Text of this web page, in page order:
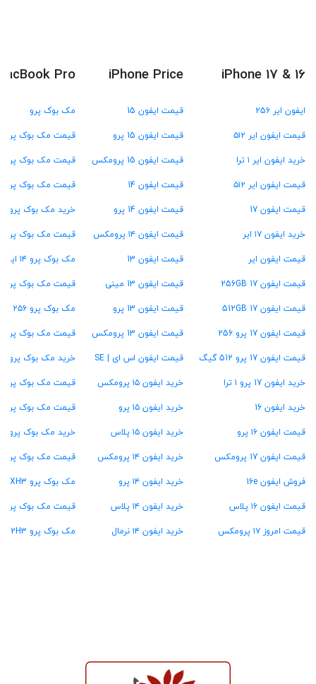
iPhone 17 & 16
ایفون ایر 256
قیمت ایفون ایر ۵۱۲
خرید ایفون ایر ۱ ترا
قیمت ایفون ایر ۵۱۲
قیمت ایفون 17
خرید ایفون ۱۷ ایر
قیمت ایفون ایر
قیمت ایفون 17 256GB
قیمت ایفون 17 512GB
قیمت ایفون 17 پرو 256
قیمت ایفون 17 پرو 512 گیگ
خرید ایفون 17 پرو ۱ ترا
خرید ایفون 16
قیمت ایفون ۱۶ پرو
قیمت ایفون 17 پرومکس
فروش ایفون 16e
قیمت ایفون ۱۶ پلاس
قیمت امروز ۱۷ پرومکس
iPhone Price
قیمت ایفون 15
قیمت ایفون 15 پرو
قیمت ایفون 15 پرومکس
قیمت ایفون 14
قیمت ایفون 14 پرو
قیمت ایفون ۱۴ پرومکس
قیمت ایفون 13
قیمت ایفون 13 مینی
قیمت ایفون 13 پرو
قیمت ایفون 13 پرومکس
قیمت ایفون اس ای | SE
خرید ایفون ۱۵ پرومکس
خرید ایفون ۱۵ پرو
خرید ایفون ۱۵ پلاس
خرید ایفون ۱۴ پرومکس
خرید ایفون ۱۴ پرو
خرید ایفون ۱۴ پلاس
خرید ایفون ۱۴ نرمال
Pro
مک بوک پرو
قیمت مک بوک پرو M4
قیمت مک بوک پرو M3
قیمت مک بوک پرو M2
خرید مک بوک پرو M1
قیمت مک بوک پرو ۱۳ اینچ
مک بوک پرو ۱۴ اینچ
قیمت مک بوک پرو ۱۶ اینچ
مک بوک پرو ۲۵۶ گیگ
قیمت مک بوک پرو ۵۱۲ گیگ
خرید مک بوک پرو ۱ ترابایت
قیمت مک بوک پرو ۱۶ گیگ رام
قیمت مک بوک پرو ۲۴ گیگ رام
خرید مک بوک پرو ۳۶ گیگ رام
قیمت مک بوک پرو ۴۸ گیگ رام
مک بوک پرو MXH3
قیمت مک بوک پرو MW2U3
مک بوک پرو MX2H3